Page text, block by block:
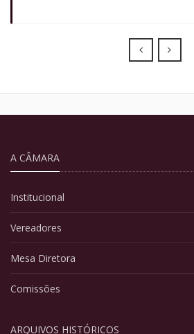
Prev Next
A CÂMARA
Institucional
Vereadores
Mesa Diretora
Comissões
ARQUIVOS HISTÓRICOS